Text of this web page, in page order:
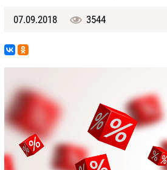
07.09.2018 3544